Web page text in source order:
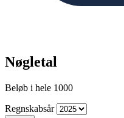
Nøgletal
Beløb i hele 1000
Regnskabsår